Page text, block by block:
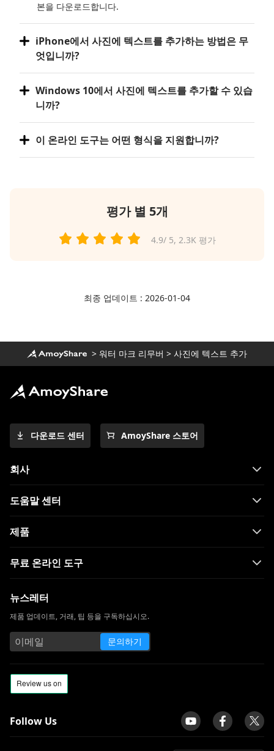
본을 다운로드합니다.
iPhone에서 사진에 텍스트를 추가하는 방법은 무
엇입니까?
Windows 10에서 사진에 텍스트를 추가할 수 있습
니까?
이 온라인 도구는 어떤 형식을 지원합니까?
평가 별 5개
4.9/ 5, 2.3K 평가
최종 업데이트 : 2026-01-04
> 워터 마크 리무버 > 사진에 텍스트 추가
다운로드 센터 AmoyShare 스토어
회사
도움말 센터
제품
무료 온라인 도구
뉴스레터
제품 업데이트, 거래, 팁 등을 구독하십시오.
문의하기
Follow Us